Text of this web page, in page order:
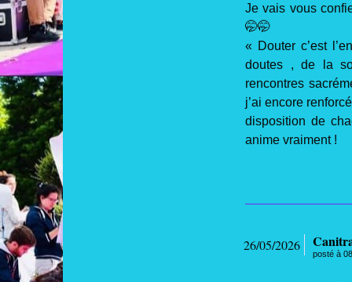
Je vais vous
🤭🤭
« Douter c’est
doutes , de la
rencontres
j’ai encore
disposition de
anime vraiment !
26/05/2026
posté à